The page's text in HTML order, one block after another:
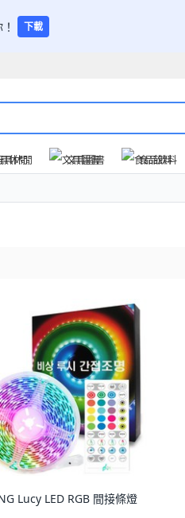
下載
具休閒 文具圖書 食品飲料
Lucy LED RGB 間接條燈